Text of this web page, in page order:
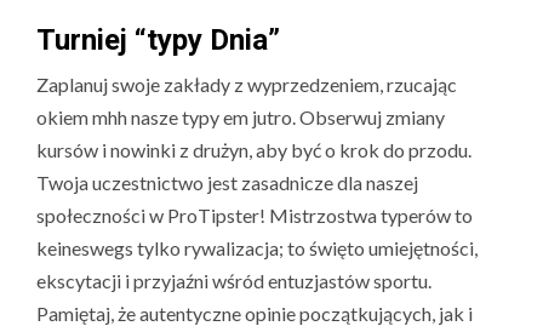
Turniej “typy Dnia”
Zaplanuj swoje zakłady z wyprzedzeniem, rzucając
okiem mhh nasze typy em jutro. Obserwuj zmiany
kursów i nowinki z drużyn, aby być o krok do przodu.
Twoja uczestnictwo jest zasadnicze dla naszej
społeczności w ProTipster! Mistrzostwa typerów to
keineswegs tylko rywalizacja; to święto umiejętności,
ekscytacji i przyjaźni wśród entuzjastów sportu.
Pamiętaj, że autentyczne opinie początkujących, jak i